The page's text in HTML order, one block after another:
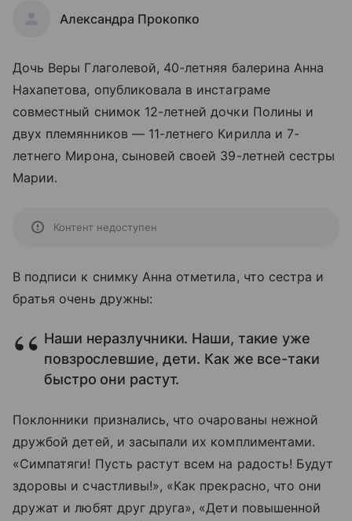
Александра Прокопко
Дочь Веры Глаголевой, 40-летняя балерина Анна
Нахапетова, опубликовала в инстаграме
совместный снимок 12-летней дочки Полины и
двух племянников — 11-летнего Кирилла и 7-
летнего Мирона, сыновей своей 39-летней сестры
Марии.
Контент недоступен
В подписи к снимку Анна отметила, что сестра и
братья очень дружны:
Наши неразлучники. Наши, такие уже
повзрослевшие, дети. Как же все-таки
быстро они растут.
Поклонники признались, что очарованы нежной
дружбой детей, и засыпали их комплиментами.
«Симпатяги! Пусть растут всем на радость! Будут
здоровы и счастливы!», «Как прекрасно, что они
дружат и любят друг друга», «Дети повышенной